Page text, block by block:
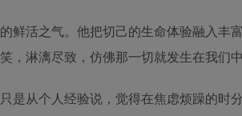
活之气。他把切己的生命体验融入丰
淋漓尽致，仿佛那一切就发生在我们中
是从个人经验说，觉得在焦虑烦躁的时